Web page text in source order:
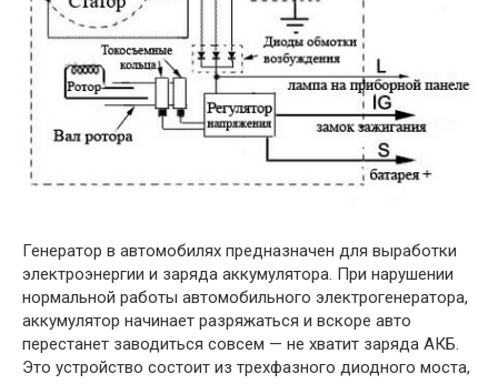
Генератор в автомобилях предназначен для выработки
электроэнергии и заряда аккумулятора. При нарушении
нормальной работы автомобильного электрогенератора,
аккумулятор начинает разряжаться и вскоре авто
перестанет заводиться совсем — не хватит заряда АКБ.
Это устройство состоит из трехфазного диодного моста,